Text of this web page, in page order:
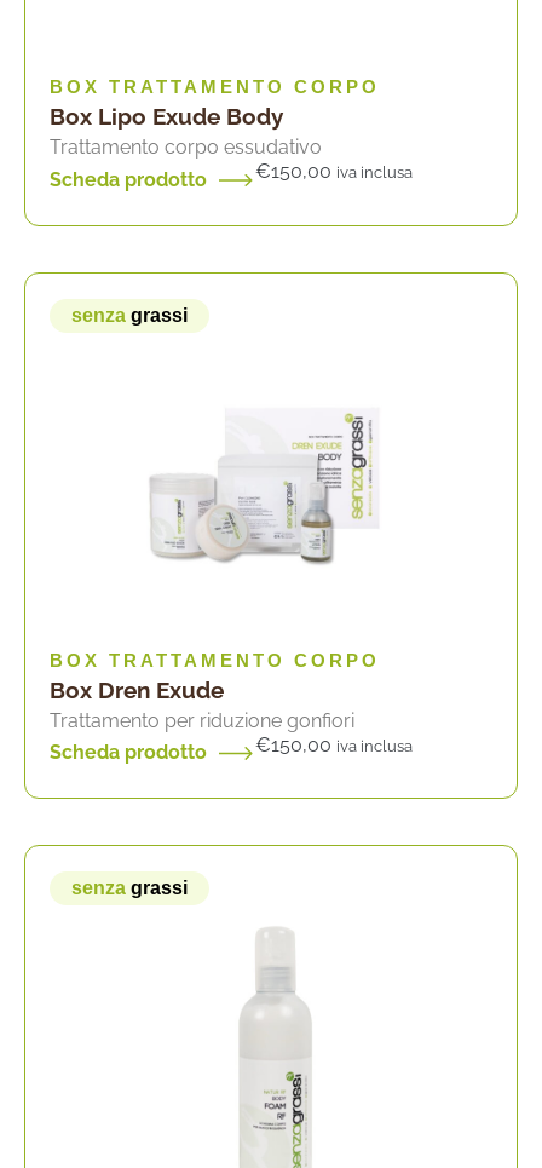
BOX TRATTAMENTO CORPO
Box Lipo Exude Body
Trattamento corpo essudativo
Scheda prodotto
€150,00 iva inclusa
senza grassi
BOX TRATTAMENTO CORPO
Box Dren Exude
Trattamento per riduzione gonfiori
Scheda prodotto
€150,00 iva inclusa
senza grassi